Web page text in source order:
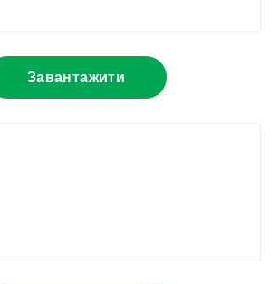
Завантажити